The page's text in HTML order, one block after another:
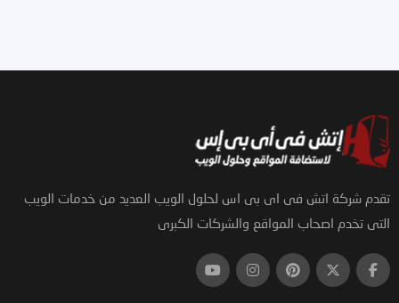
تقدم شركة اتش فى اى بى اس لحلول الويب العديد من خدمات الويب
التى تخدم اصحاب المواقع والشركات الكبرى